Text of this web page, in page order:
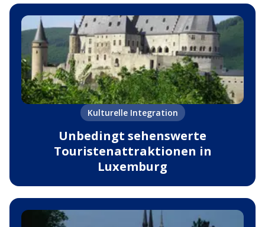
Kulturelle Integration
Unbedingt sehenswerte
Touristenattraktionen in
Luxemburg